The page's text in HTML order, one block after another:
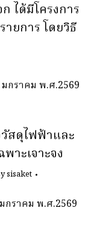
ได้มีโครงการ
ยการ โดยวิธี
กราคม พ.ศ.2569
สดุไฟฟ้าและ
าะเจาะจง
sisaket
กราคม พ.ศ.2569